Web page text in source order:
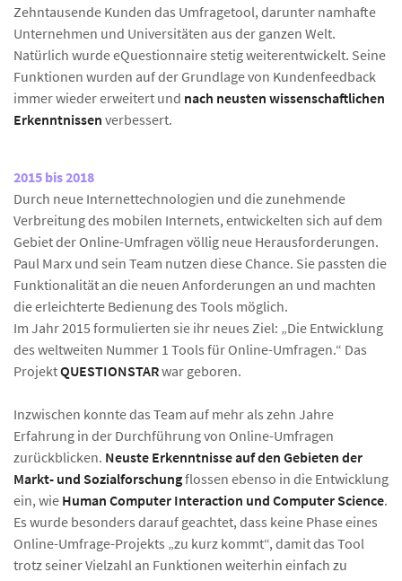
Zehntausende Kunden das Umfragetool, darunter namhafte
Unternehmen und Universitäten aus der ganzen Welt.
Natürlich wurde eQuestionnaire stetig weiterentwickelt. Seine
Funktionen wurden auf der Grundlage von Kundenfeedback
immer wieder erweitert und nach neusten wissenschaftlichen
Erkenntnissen verbessert.
2015 bis 2018
Durch neue Internettechnologien und die zunehmende
Verbreitung des mobilen Internets, entwickelten sich auf dem
Gebiet der Online-Umfragen völlig neue Herausforderungen.
Paul Marx und sein Team nutzen diese Chance. Sie passten die
Funktionalität an die neuen Anforderungen an und machten
die erleichterte Bedienung des Tools möglich.
Im Jahr 2015 formulierten sie ihr neues Ziel: „Die Entwicklung
des weltweiten Nummer 1 Tools für Online-Umfragen.“ Das
ProjektQUESTIONSTARwar geboren.
Inzwischen konnte das Team auf mehr als zehn Jahre
Erfahrung in der Durchführung von Online-Umfragen
zurückblicken. Neuste Erkenntnisse auf den Gebieten der
Markt- und Sozialforschungflossen ebenso in die Entwicklung
ein, wie Human Computer Interaction und Computer Science.
Es wurde besonders darauf geachtet, dass keine Phase eines
Online-Umfrage-Projekts „zu kurz kommt“, damit das Tool
trotz seiner Vielzahl an Funktionen weiterhin einfach zu